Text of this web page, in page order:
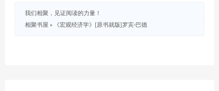
我们相聚，见证阅读的力量！
相聚书屋 » 《宏观经济学》[原书就版]罗宾·巴德